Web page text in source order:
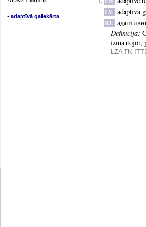
▪ adaptīvā galiekārta LV adaptīvā
RU
Definīcija:
izmantojot,
LZA TK